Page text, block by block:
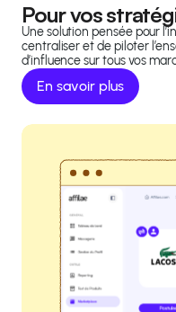
Pour vos
Une solution pensée pour
centraliser et de piloter
d’influence sur tous vos
En savoir plus